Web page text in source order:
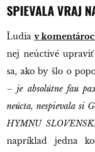
SPIEVALA VRAJ
Ľudia v
nej neúctivé
sa, ako by šlo o
– je absolútne fau
neúcta, nespievala si
HYMNU
napríklad jedna